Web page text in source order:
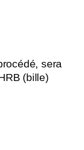
sera
(bille)